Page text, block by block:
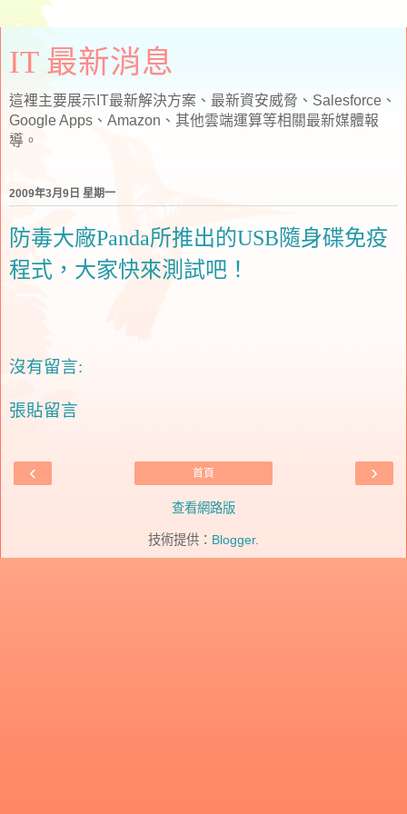
IT 最新消息
這裡主要展示IT最新解決方案、最新資安威脅、Salesforce、
Google Apps、Amazon、其他雲端運算等相關最新媒體報
導。
2009年3月9日 星期一
防毒大廠Panda所推出的USB隨身碟免疫
程式，大家快來測試吧！
沒有留言:
張貼留言
‹ ›
首頁
查看網路版
技術提供： Blogger.